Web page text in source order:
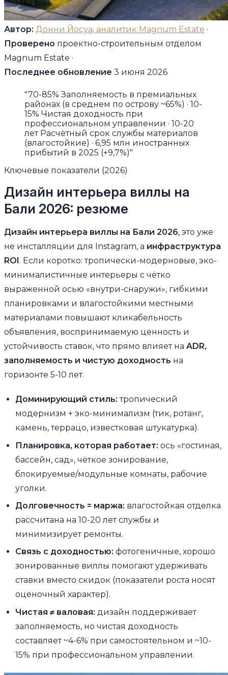
Автор: Донни Йосуа, аналитик Magnum Estate ·
Проверено проектно-строительным отделом
Magnum Estate ·
Последнее обновление 3 июня 2026
"70-85% Заполняемость в премиальных
районах (в среднем по острову ~65%) · 10-
15% Чистая доходность при
профессиональном управлении · 10-20
лет Расчётный срок службы материалов
(влагостойкие) · 6,95 млн иностранных
прибытий в 2025 (+9,7%)"
Ключевые показатели (2026)
Дизайн интерьера виллы на
Бали 2026: резюме
Дизайн интерьера виллы на Бали 2026, это уже
не инсталляции для Instagram, а инфраструктура
ROI. Если коротко: тропически-модерновые, эко-
минималистичные интерьеры с чётко
выраженной осью «внутри-снаружи», гибкими
планировками и влагостойкими местными
материалами повышают кликабельность
объявления, воспринимаемую ценность и
устойчивость ставок, что прямо влияет на ADR,
заполняемость и чистую доходность на
горизонте 5-10 лет.
Доминирующий стиль: тропический
модернизм + эко-минимализм (тик, ротанг,
камень, террацо, известковая штукатурка).
Планировка, которая работает: ось «гостиная,
бассейн, сад», чёткое зонирование,
блокируемые/модульные комнаты, рабочие
уголки.
Долговечность = маржа: влагостойкая отделка
рассчитана на 10-20 лет службы и
минимизирует ремонты.
Связь с доходностью: фотогеничные, хорошо
зонированные виллы помогают удерживать
ставки вместо скидок (показатели роста носят
оценочный характер).
Чистая ≠ валовая: дизайн поддерживает
заполняемость, но чистая доходность
составляет ~4-6% при самостоятельном и ~10-
15% при профессиональном управлении.